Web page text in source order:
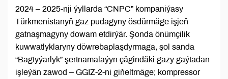
2024 – 2025-nji ýyllarda “CNPC” kompaniýasy
Türkmenistanyň gaz pudagyny ösdürmäge işjeň
gatnaşmagyny dowam etdirýär. Şonda önümçilik
kuwwatlyklaryny döwrebaplaşdyrmaga, şol sanda
“Bagtyýarlyk” şertnamalaýyn çägindäki gazy gaýtadan
işleýän zawod – GGIZ-2-ni giňeltmäge; kompressor